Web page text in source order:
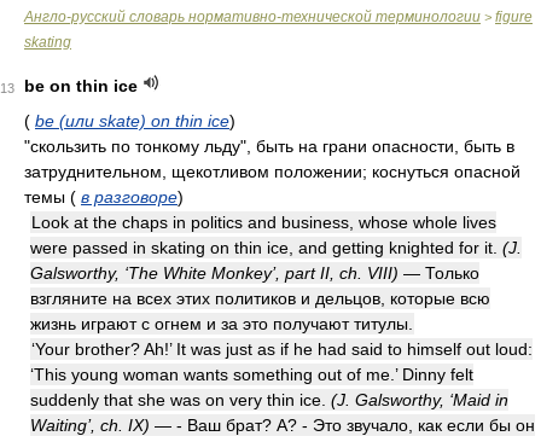
Англо-русский словарь нормативно-технической терминологии > figure
skating
13
be on thin ice
( be (или skate) on thin ice)
"скользить по тонкому льду", быть на грани опасности, быть в
затруднительном, щекотливом положении; коснуться опасной
темы ( в разговоре)
Look at the chaps in politics and business, whose whole lives
were passed in skating on thin ice, and getting knighted for it. (J.
Galsworthy, ‘The White Monkey’, part II, ch. VIII) — Только
взгляните на всех этих политиков и дельцов, которые всю
жизнь играют с огнем и за это получают титулы.
‘Your brother? Ah!’ It was just as if he had said to himself out loud:
‘This young woman wants something out of me.’ Dinny felt
suddenly that she was on very thin ice. (J. Galsworthy, ‘Maid in
Waiting’, ch. IX) — - Ваш брат? А? - Это звучало, как если бы он